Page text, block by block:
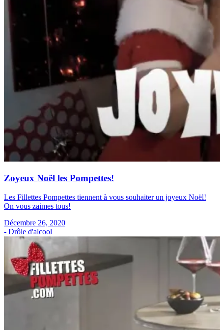
Zoyeux Noël les Pompettes!
Les Fillettes Pompettes tiennent à vous souhaiter un joyeux Noël!
On vous zaimes tous!
Décembre 26, 2020
- Drôle d'alcool